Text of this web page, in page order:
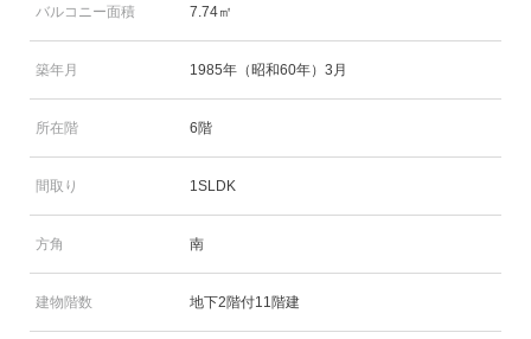
バルコニー面積 7.74㎡
築年月 1985年（昭和60年）3月
所在階 6階
間取り 1SLDK
方角 南
建物階数 地下2階付11階建